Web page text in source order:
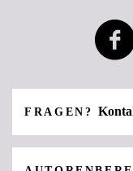
FRAGEN?